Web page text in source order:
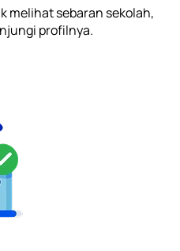
melihat sebaran sekolah,
profilnya.